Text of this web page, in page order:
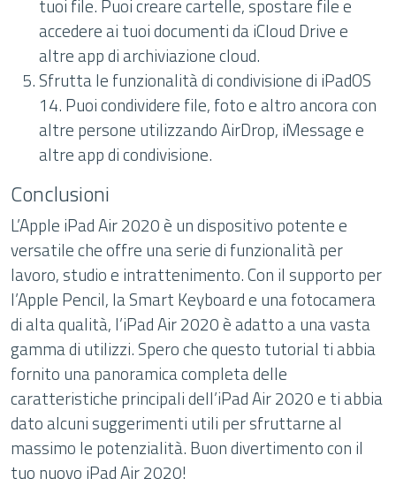
tuoi file. Puoi creare cartelle, spostare file e
accedere ai tuoi documenti da iCloud Drive e
altre app di archiviazione cloud.
Sfrutta le funzionalità di condivisione di iPadOS
14. Puoi condividere file, foto e altro ancora con
altre persone utilizzando AirDrop, iMessage e
altre app di condivisione.
Conclusioni
L’Apple iPad Air 2020 è un dispositivo potente e
versatile che offre una serie di funzionalità per
lavoro, studio e intrattenimento. Con il supporto per
l’Apple Pencil, la Smart Keyboard e una fotocamera
di alta qualità, l’iPad Air 2020 è adatto a una vasta
gamma di utilizzi. Spero che questo tutorial ti abbia
fornito una panoramica completa delle
caratteristiche principali dell’iPad Air 2020 e ti abbia
dato alcuni suggerimenti utili per sfruttarne al
massimo le potenzialità. Buon divertimento con il
tuo nuovo iPad Air 2020!